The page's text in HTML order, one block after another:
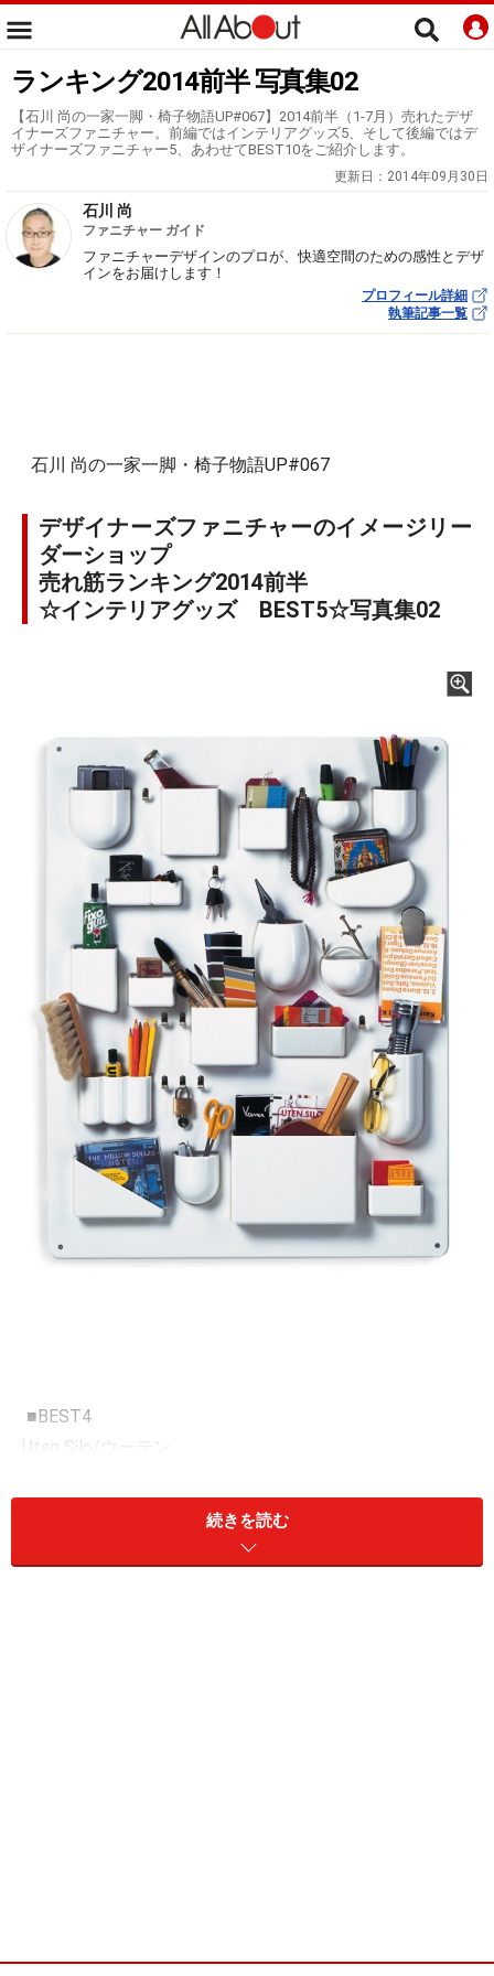
ランキング2014前半 写真集02
【石川 尚の一家一脚・椅子物語UP#067】2014前半（1-7月）売れたデザ
イナーズファニチャー。前編ではインテリアグッズ5、そして後編ではデ
ザイナーズファニチャー5、あわせてBEST10をご紹介します。
更新日： 2014年09月30日
石川 尚
ファニチャー ガイド
ファニチャーデザインのプロが、快適空間のための感性とデザ
インをお届けします！
プロフィール詳細
執筆記事一覧
石川 尚の一家一脚・椅子物語UP#067
デザイナーズファニチャーのイメージリー
ダーショップ
売れ筋ランキング2014前半
☆インテリアグッズ BEST5☆写真集02
■BEST4
Uten Silo/ウーテン
「絵」になる壁掛収納重宝アイテム！
・Size ：W670xD65xH870mm
・Price ：¥38,880円（税込）
続きを読む